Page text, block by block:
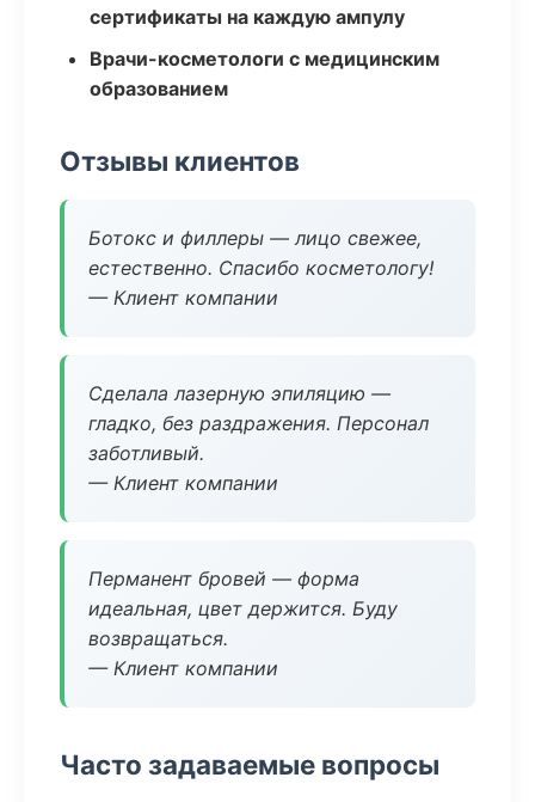
сертификаты на каждую ампулу
Врачи-косметологи с медицинским
образованием
Отзывы клиентов
Ботокс и филлеры — лицо свежее,
естественно. Спасибо косметологу!
— Клиент компании
Сделала лазерную эпиляцию —
гладко, без раздражения. Персонал
заботливый.
— Клиент компании
Перманент бровей — форма
идеальная, цвет держится. Буду
возвращаться.
— Клиент компании
Часто задаваемые вопросы